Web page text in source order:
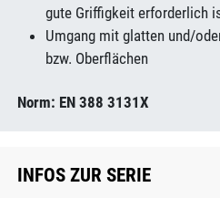
gute Griffigkeit erforderlich
Umgang mit glatten und/
bzw. Oberflächen
Norm: EN 388 3131X
INFOS ZUR SERIE